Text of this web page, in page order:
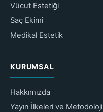
Vücut Estetiği
Saç Ekimi
Medikal Estetik
KURUMSAL
Hakkımızda
Yayın İlkeleri ve Metodoloji